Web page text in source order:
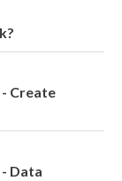
- Create
Data